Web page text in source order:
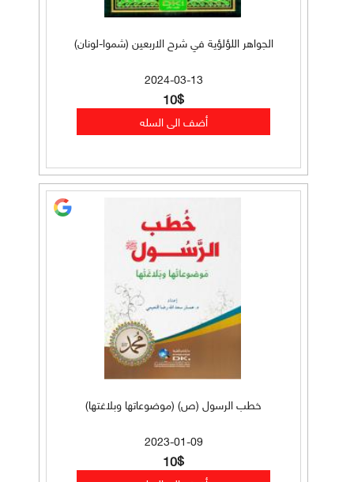
الجواهر اللؤلؤية في شرح الاربعين (شموا-لونان)
2024-03-13
10$
خطب الرسول (ص) (موضوعاتها وبلاغتها)
2023-01-09
10$